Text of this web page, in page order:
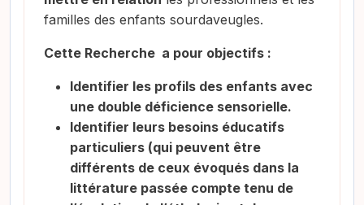
familles des enfants sourdaveugles.
Cette Recherche a pour objectifs :
Identifier les profils des enfants avec
une double déficience sensorielle.
Identifier leurs besoins éducatifs
particuliers (qui peuvent être
différents de ceux évoqués dans la
littérature passée compte tenu de